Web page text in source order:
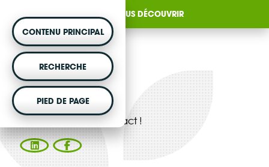
CONTENU PRINCIPAL
RECHERCHE
PIED DE PAGE
MONTER UN PROJET
Vous souhaitez être accompagné dans votre
projet d'énergie renouvelable citoyenne ?
VOTRE ARGENT AGIT
NOUS DÉCOUVRIR
Contact
Choisissez le bon contact !